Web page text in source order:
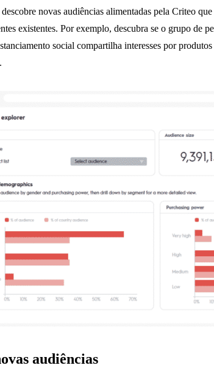
novas audiências alimentadas pela Criteo que
existentes. Por exemplo, descubra se o grupo de
social compartilha interesses por
audiências